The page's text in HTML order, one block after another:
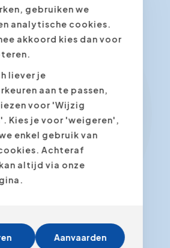
gebruiken we
analytische cookies.
akkoord kies dan voor
liever je
aan te passen,
voor 'Wijzig
Kies je voor 'weigeren',
enkel gebruik van
Achteraf
altijd via onze
Aanvaarden